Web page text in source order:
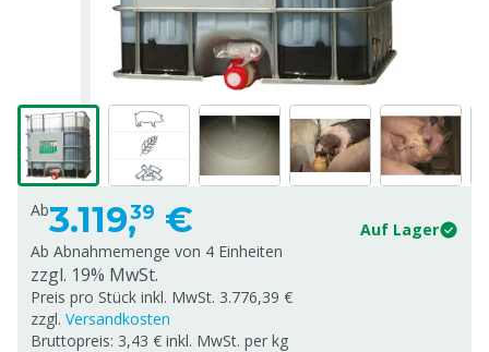
Ab3.119,39 €
Auf Lager
Ab Abnahmemenge von 4 Einheiten
zzgl. 19% MwSt.
Preis pro Stück inkl. MwSt. 3.776,39 €
zzgl. Versandkosten
Bruttopreis: 3,43 € inkl. MwSt. per kg